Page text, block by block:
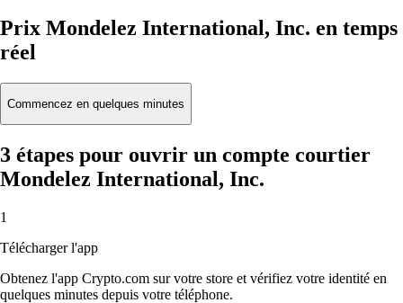
Prix Mondelez International, Inc. en temps
réel
Commencez en quelques minutes
3 étapes pour ouvrir un compte courtier
Mondelez International, Inc.
1
Télécharger l'app
Obtenez l'app Crypto.com sur votre store et vérifiez votre identité en
quelques minutes depuis votre téléphone.